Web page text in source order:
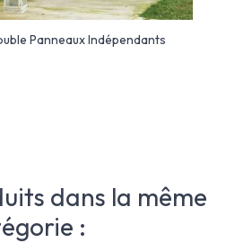
Panneaux Indépendants
dans la même
: